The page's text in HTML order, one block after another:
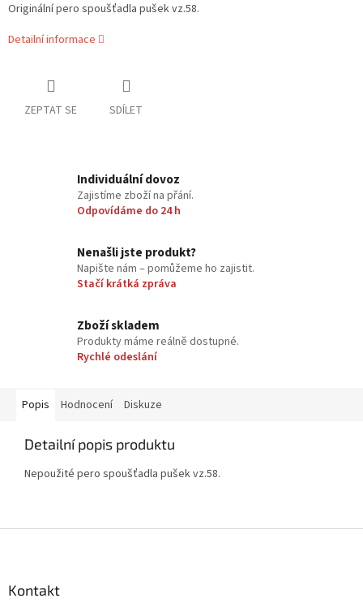
Originální pero spoušťadla pušek vz.58.
Detailní informace
ZEPTAT SE SDÍLET
Individuální dovoz
Zajistíme zboží na přání.
Odpovídáme do 24 h
Nenašli jste produkt?
Napište nám – pomůžeme ho zajistit.
Stačí krátká zpráva
Zboží skladem
Produkty máme reálně dostupné.
Rychlé odeslání
Popis Hodnocení Diskuze
Detailní popis produktu
Nepoužité pero spoušťadla pušek vz.58.
Kontakt